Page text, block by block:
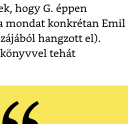
hogy G. éppen
mondat konkrétan Emil
hangzott el).
könyvvel tehát